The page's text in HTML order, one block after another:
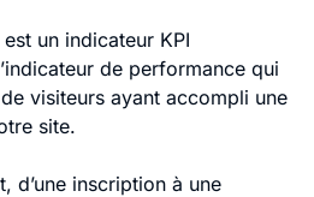
un indicateur KPI
de performance qui
visiteurs ayant accompli une
site.
d’une inscription à une